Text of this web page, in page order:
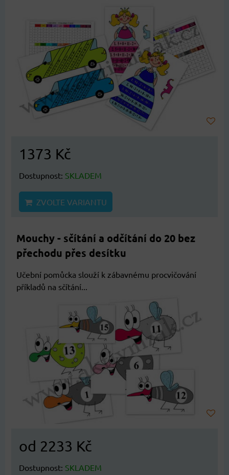
1373 Kč
Dostupnost: SKLADEM
ZVOLTE VARIANTU
Mouchy - sčítání a odčítání do 20 bez
přechodu přes desítku
Učební pomůcka slouží k zábavnému procvičování
příkladů na sčítání...
od 2233 Kč
Dostupnost: SKLADEM